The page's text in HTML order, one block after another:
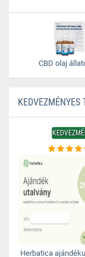
CBD olaj
KEDVEZMÉNYES
Herbatica